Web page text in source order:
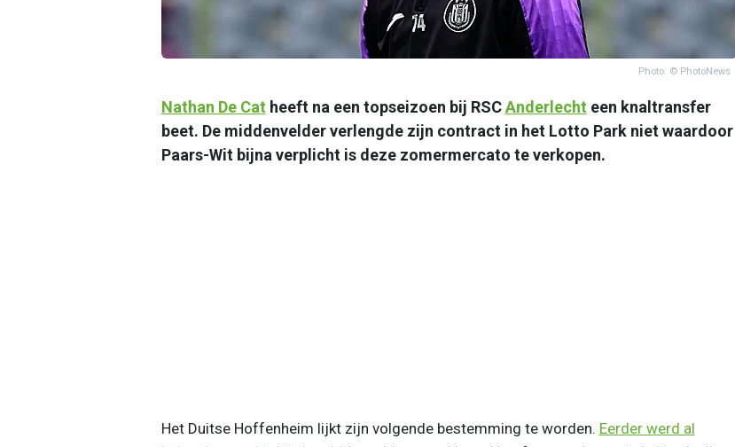
Photo: © PhotoNews
Nathan De Cat heeft na een topseizoen bij RSCAnderlecht een knaltransfer
beet. De middenvelder verlengde zijn contract in het Lotto Park niet waardoor
Paars-Wit bijna verplicht is deze zomermercato te verkopen.
Het Duitse Hoffenheim lijkt zijn volgende bestemming te worden. Eerder werd al